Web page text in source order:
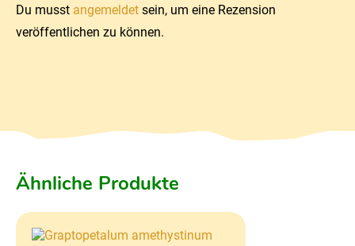
Du musst angemeldet sein, um eine Rezension
veröffentlichen zu können.
Ähnliche Produkte